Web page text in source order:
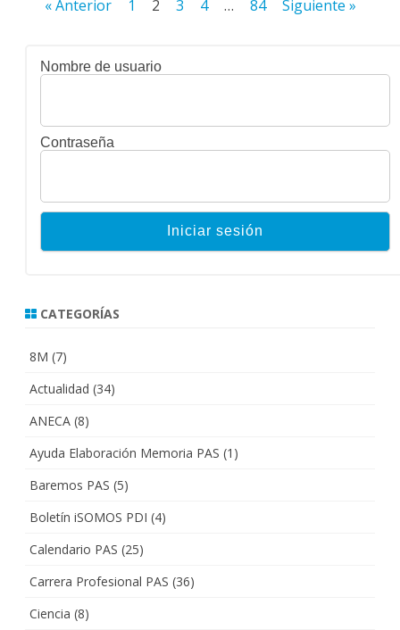
Paginación
entradas
« Anterior 1 2 3 4 … 84 Siguiente »
Nombre de usuario
Contraseña
CATEGORÍAS
8M (7)
Actualidad (34)
ANECA (8)
Ayuda Elaboración Memoria PAS (1)
Baremos PAS (5)
Boletín iSOMOS PDI (4)
Calendario PAS (25)
Carrera Profesional PAS (36)
Ciencia (8)